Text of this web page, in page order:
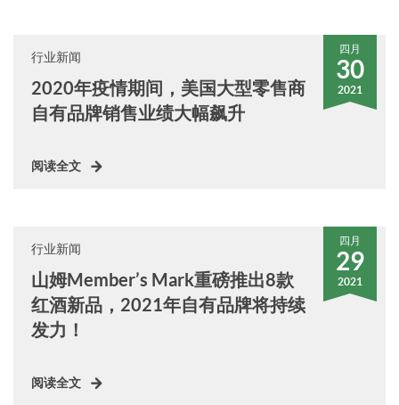
四月
30
2021
行业新闻
2020年疫情期间，美国大型零售商
自有品牌销售业绩大幅飙升
阅读全文
四月
29
2021
行业新闻
山姆Member’s Mark重磅推出8款
红酒新品，2021年自有品牌将持续
发力！
阅读全文